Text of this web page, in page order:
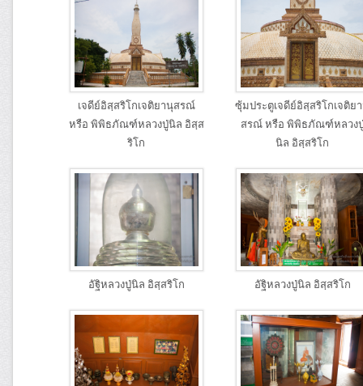
เจดีย์อิสฺสริโกเจติยานุสรณ์
หรือ พิพิธภัณฑ์หลวงปู่นิล อิสฺส
ริโก
ซุ้มประตูเจดีย์อิสฺสริโกเจติย
สรณ์ หรือ พิพิธภัณฑ์หลวง
นิล อิสฺสริโก
อัฐิหลวงปู่นิล อิสฺสริโก อัฐิหลวงปู่นิล อิสฺสริโก